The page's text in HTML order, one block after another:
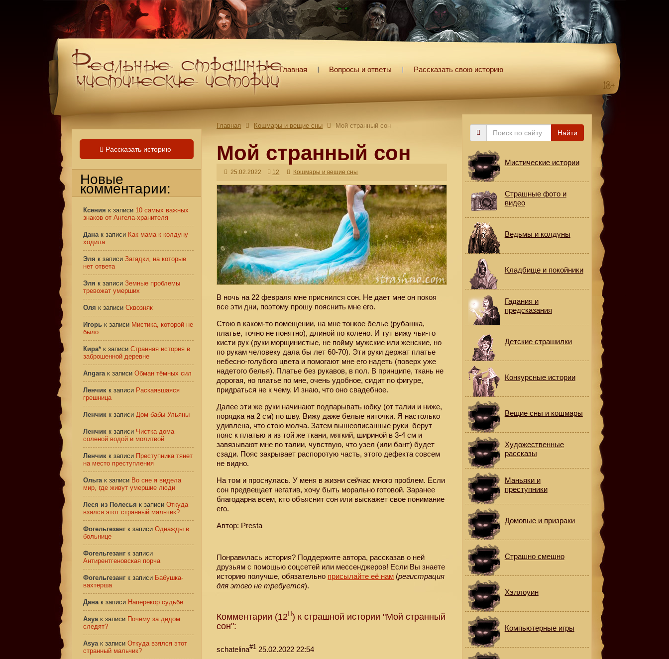
Главная Вопросы и ответы Рассказать свою историю
Главная Кошмары и вещие сны Мой странный сон
Мой странный сон
25.02.2022 12 Кошмары и вещие сны
В ночь на 22 февраля мне приснился сон. Не дает мне он покоя
все эти дни, поэтому прошу пояснить мне его.
Стою в каком-то помещении, на мне тонкое белье (рубашка,
платье, точно не понятно), длиной по колено. И тут вижу чьи-то
кисти рук (руки морщинистые, не пойму мужские или женские, но
по рукам человеку дала бы лет 60-70). Эти руки держат платье
небесно-голубого цвета и помогают мне его надеть (поверх уже
надетого белья). Платье без рукавов, в пол. В принципе, ткань не
дорогая, но платье по мне, очень удобное, сидит по фигуре,
придраться не к чему. И знаю, что оно свадебное.
Далее эти же руки начинают подпарывать юбку (от талии и ниже,
порядка на 2 см) по шву. Вижу даже белые ниточки. Я настолько
удивлена, что стою молча. Затем вышеописанные руки берут
пояс к платью и из той же ткани, мягкий, шириной в 3-4 см и
завязывают мне по талии, чувствую, что узел (или бант) будет
сзади. Пояс закрывает распоротую часть, этого дефекта совсем
не видно.
На том и проснулась. У меня в жизни сейчас много проблем. Если
сон предвещает негатив, хочу быть морально готовой. Заранее
благодарна всем, кто объяснит сон или выскажет свое понимание
его.
Автор: Presta
Понравилась история? Поддержите автора, рассказав о ней
друзьям с помощью соцсетей или мессенджеров! Если Вы знаете
историю получше, обязательно присылайте её нам (регистрация
для этого не требуется).
Комментарии (12 ) к страшной истории "Мой странный
сон":
schatelina#1 25.02.2022 22:54
Рассказать историю
Новые
комментарии:
Ксения к записи 10 самых важных
знаков от Ангела-хранителя
Данак записи Как мама к колдуну
ходила
Эля к записи Загадки, на которые
нет ответа
Эля к записи Земные проблемы
тревожат умерших
Оля к записи Сквозняк
Игорь к записи Мистика, которой не
было
Кира* к записи Странная история в
заброшенной деревне
Angaraк записи Обман тёмных сил
Ленчик к записи Раскаявшаяся
грешница
Ленчик к записи Дом бабы Ульяны
Ленчик к записи Чистка дома
соленой водой и молитвой
Ленчик к записи Преступника тянет
на место преступления
Ольгак записи Во сне я видела
мир, где живут умершие люди
Леся из Полесья к записи Откуда
взялся этот странный мальчик?
Фогельгезанг к записи Однажды в
больнице
Фогельгезанг к записи
Антирентгеновская порча
Фогельгезанг к записи Бабушка-
вахтерша
Данак записи Наперекор судьбе
Asyaк записи Почему за дедом
следят?
Asyaк записи Откуда взялся этот
странный мальчик?
Поиск
Найти
Мистические истории
Страшные фото и
видео
Ведьмы и колдуны
Кладбище и покойники
Гадания и
предсказания
Детские страшилки
Конкурсные истории
Вещие сны и кошмары
Художественные
рассказы
Маньяки и
преступники
Домовые и призраки
Страшно смешно
Хэллоуин
Компьютерные игры